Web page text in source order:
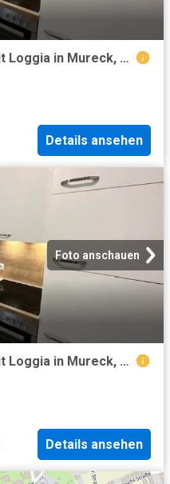
Charmante 2 Zi Wohnung mit Loggia in Mureck, Fußbodenheizung, Top Ausstattung!
Details ansehen
Foto anschauen
Charmante 2 Zi Wohnung mit Loggia in Mureck, Fußbodenheizung, Top Ausstattung!
Details ansehen